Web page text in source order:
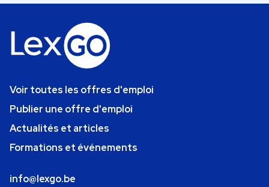
Voir toutes les offres d'emploi
Publier une offre d'emploi
Actualités et articles
Formations et événements
info@lexgo.be